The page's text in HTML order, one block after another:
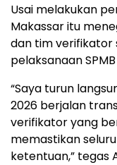
Usai melakukan
Makassar itu
dan tim verifikator
pelaksanaan
“Saya turun
2026 berjalan
verifikator yang
memastikan
ketentuan,” tegas